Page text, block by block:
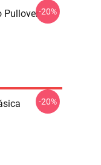
Pullover-20%
-20%